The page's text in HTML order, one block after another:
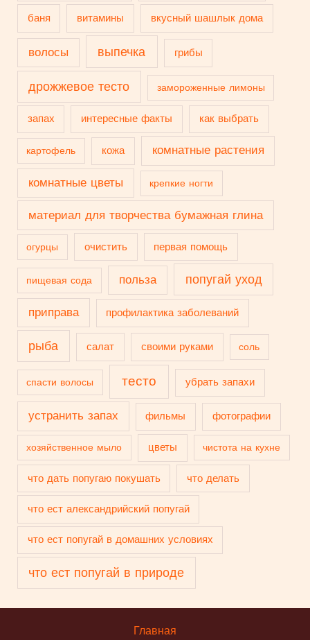
баня витамины вкусный шашлык дома
волосы выпечка грибы
дрожжевое тесто замороженные лимоны
запах интересные факты как выбрать
картофель кожа комнатные растения
комнатные цветы крепкие ногти
материал для творчества бумажная глина
огурцы очистить первая помощь
пищевая сода польза попугай уход
приправа профилактика заболеваний
рыба салат своими руками соль
спасти волосы тесто убрать запахи
устранить запах фильмы фотографии
хозяйственное мыло цветы чистота на кухне
что дать попугаю покушать что делать
что ест александрийский попугай
что ест попугай в домашних условиях
что ест попугай в природе
Главная